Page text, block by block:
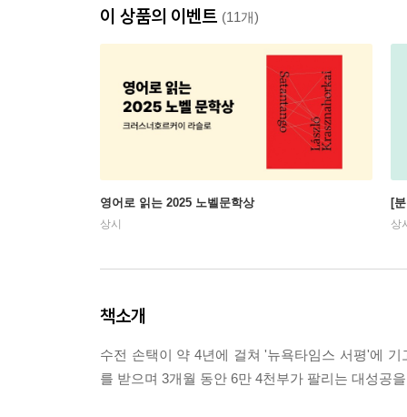
이 상품의 이벤트 (11개)
영어로 읽는 2025 노벨문학상
상시
[
상
책소개
수전 손택이 약 4년에 걸쳐 '뉴욕타임스 서평'에
를 받으며 3개월 동안 6만 4천부가 팔리는 대성공